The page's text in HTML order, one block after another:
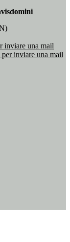
inviare una mail
inviare una mail